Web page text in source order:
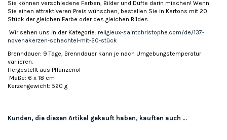
Sie können verschiedene Farben, Bilder und Düfte darin mischen! Wenn
Sie einen attraktiveren Preis wünschen, bestellen Sie in Kartons mit 20
Stück der gleichen Farbe oder des gleichen Bildes.
Wir sehen uns in der Kategorie: religieux-saintchristophe.com/de/137-
novenakerzen-schachtel-mit-20-stück
Brenndauer: 9 Tage, Brenndauer kann je nach Umgebungstemperatur
variieren.
Hergestellt aus Pflanzenöl
Maße: 6 x 18 cm
Kerzengewicht: 520 g
Kunden, die diesen Artikel gekauft haben, kauften auch ...